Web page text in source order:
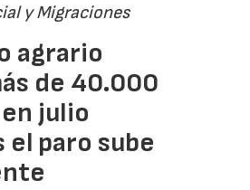
y Migraciones
agrario
de 40.000
julio
paro sube